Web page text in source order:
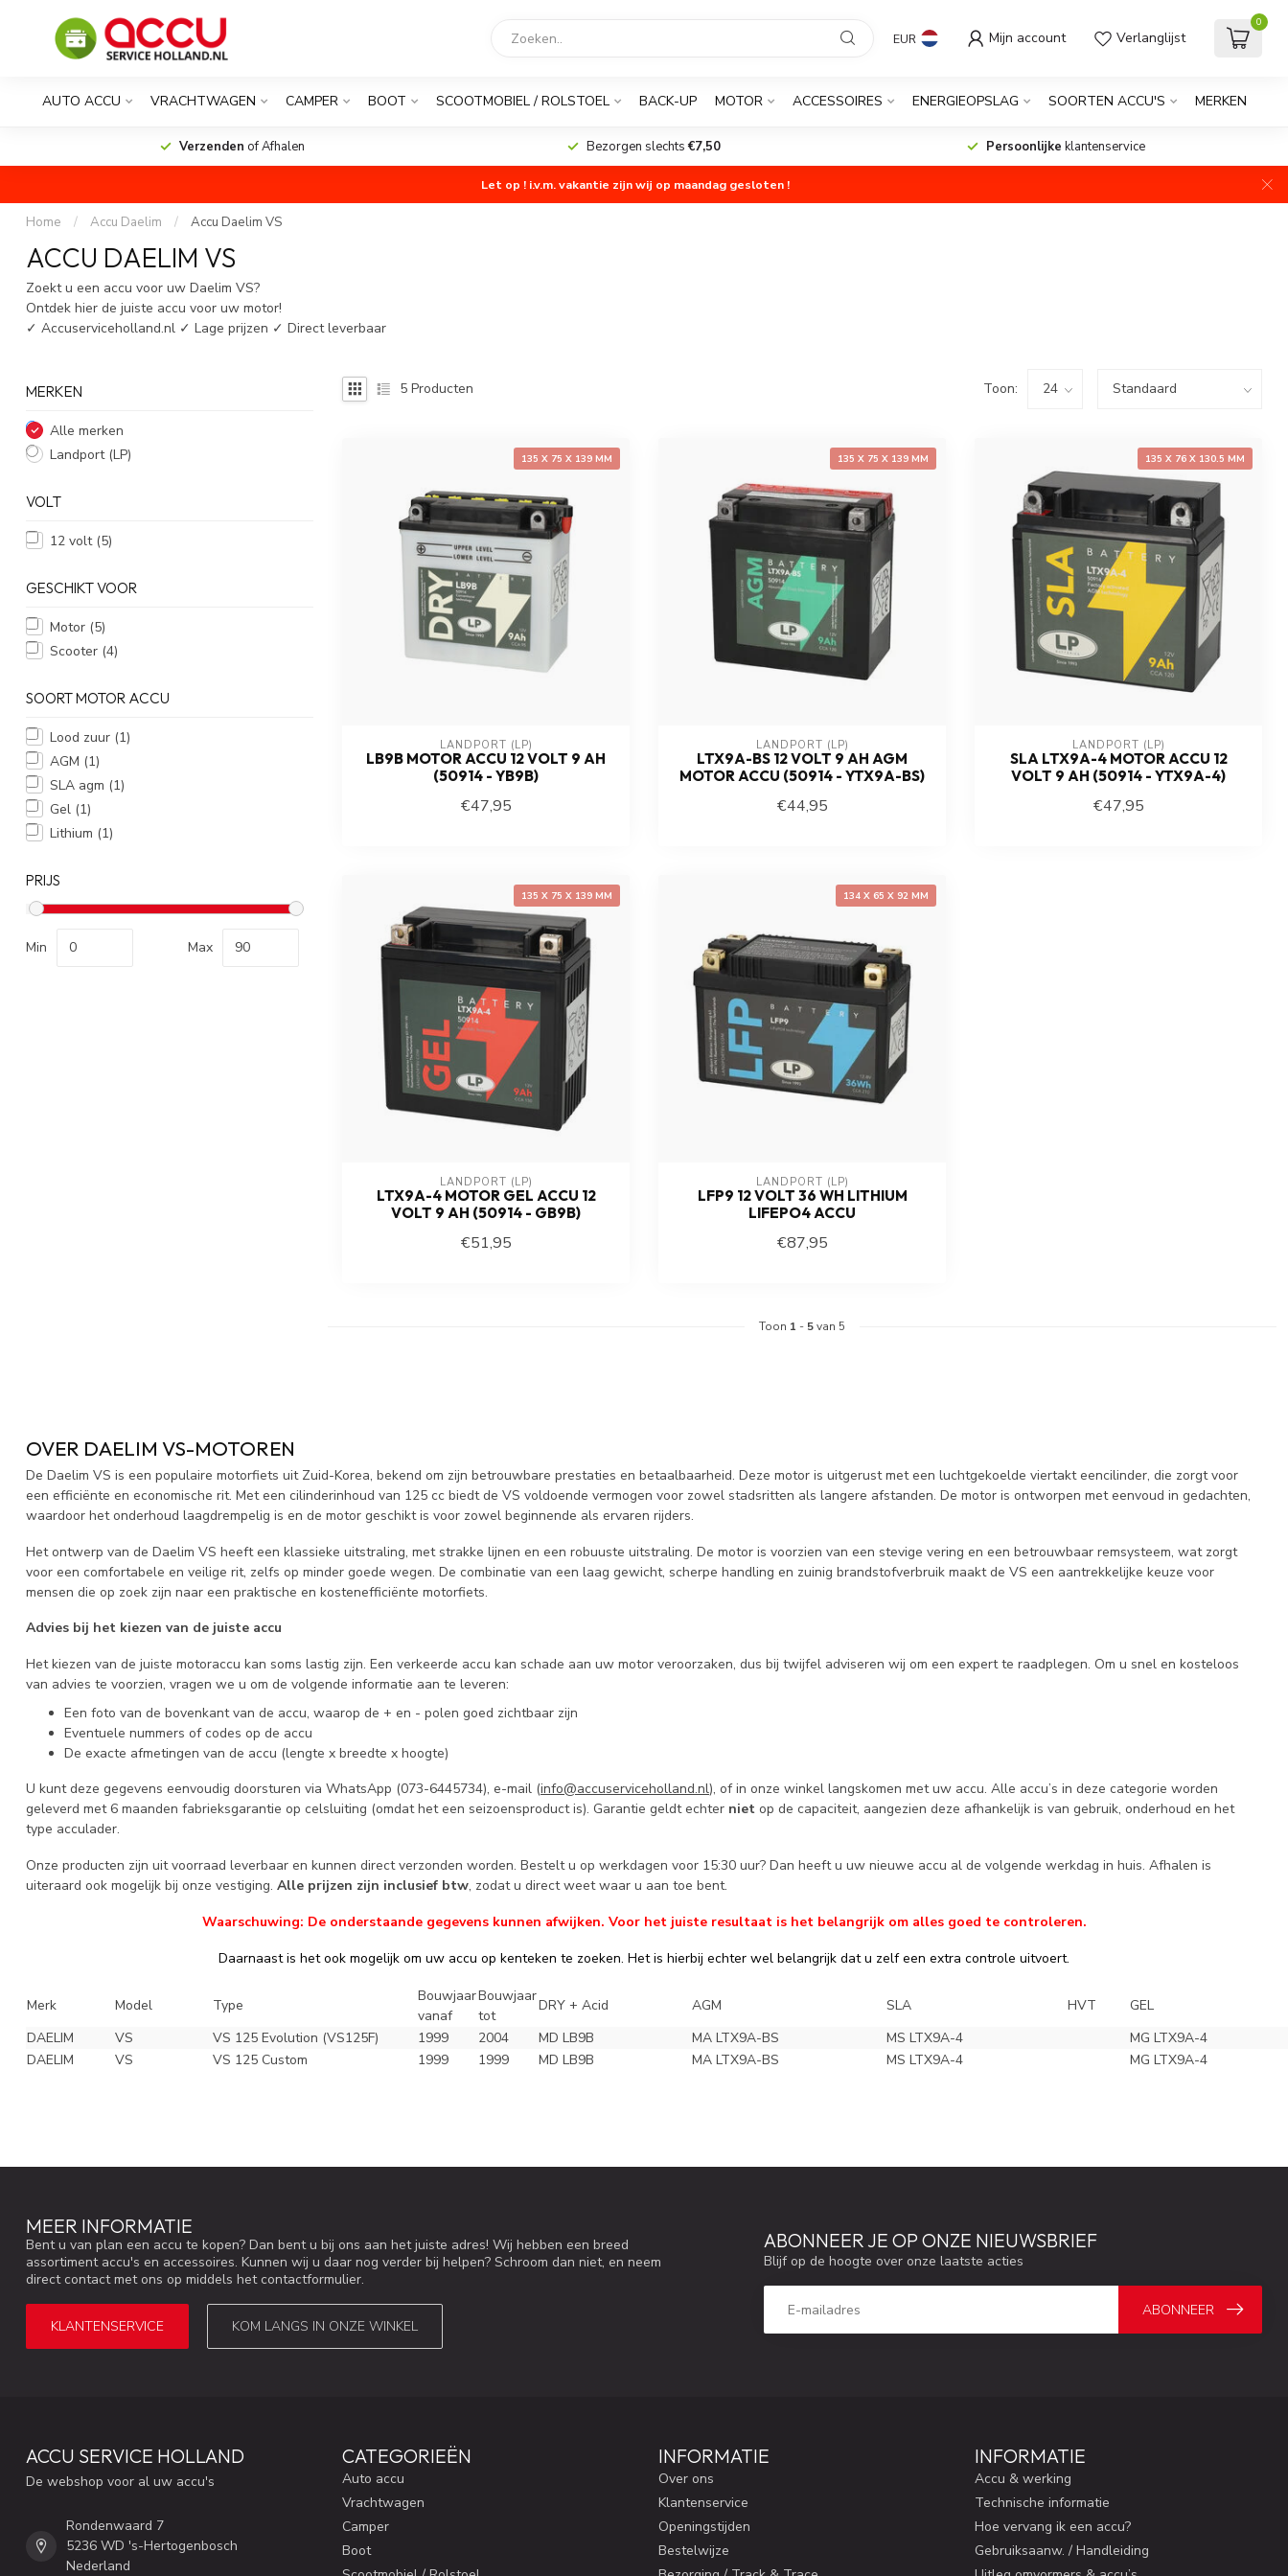
EUR Mijn account Verlanglijst
0
AUTO ACCU VRACHTWAGEN CAMPER BOOT SCOOTMOBIEL / ROLSTOEL BACK-UP MOTOR ACCESSOIRES ENERGIEOPSLAG SOORTEN ACCU'S MERKEN
Verzenden of Afhalen Bezorgen slechts€7,50 Persoonlijke klantenservice
Let op ! i.v.m. vakantie zijn wij op maandag gesloten !
Home / Accu Daelim / Accu Daelim VS
ACCU DAELIM VS
Zoekt u een accu voor uw Daelim VS?
Ontdek hier de juiste accu voor uw motor!
✓ Accuserviceholland.nl ✓ Lage prijzen ✓ Direct leverbaar
MERKEN
Alle merken
Landport (LP)
VOLT
12 volt (5)
GESCHIKT VOOR
Motor (5)
Scooter (4)
SOORT MOTOR ACCU
Lood zuur (1)
AGM (1)
SLA agm (1)
Gel (1)
Lithium (1)
PRIJS
Min Max
5 Producten Toon:
135 X 75 X 139 MM
LANDPORT (LP)
LB9B MOTOR ACCU 12 VOLT 9 AH
(50914 - YB9B)
€47,95
135 X 75 X 139 MM
LANDPORT (LP)
LTX9A-BS 12 VOLT 9 AH AGM
MOTOR ACCU (50914 - YTX9A-BS)
€44,95
135 X 76 X 130.5 MM
LANDPORT (LP)
SLA LTX9A-4 MOTOR ACCU 12
VOLT 9 AH (50914 - YTX9A-4)
€47,95
135 X 75 X 139 MM
LANDPORT (LP)
LTX9A-4 MOTOR GEL ACCU 12
VOLT 9 AH (50914 - GB9B)
€51,95
134 X 65 X 92 MM
LANDPORT (LP)
LFP9 12 VOLT 36 WH LITHIUM
LIFEPO4 ACCU
€87,95
Toon 1 - 5van 5
OVER DAELIM VS-MOTOREN
De Daelim VS is een populaire motorfiets uit Zuid-Korea, bekend om zijn betrouwbare prestaties en betaalbaarheid. Deze motor is uitgerust met een luchtgekoelde viertakt eencilinder, die zorgt voor
een efficiënte en economische rit. Met een cilinderinhoud van 125 cc biedt de VS voldoende vermogen voor zowel stadsritten als langere afstanden. De motor is ontworpen met eenvoud in gedachten,
waardoor het onderhoud laagdrempelig is en de motor geschikt is voor zowel beginnende als ervaren rijders.
Het ontwerp van de Daelim VS heeft een klassieke uitstraling, met strakke lijnen en een robuuste uitstraling. De motor is voorzien van een stevige vering en een betrouwbaar remsysteem, wat zorgt
voor een comfortabele en veilige rit, zelfs op minder goede wegen. De combinatie van een laag gewicht, scherpe handling en zuinig brandstofverbruik maakt de VS een aantrekkelijke keuze voor
mensen die op zoek zijn naar een praktische en kostenefficiënte motorfiets.
Advies bij het kiezen van de juiste accu
Het kiezen van de juiste motoraccu kan soms lastig zijn. Een verkeerde accu kan schade aan uw motor veroorzaken, dus bij twijfel adviseren wij om een expert te raadplegen. Om u snel en kosteloos
van advies te voorzien, vragen we u om de volgende informatie aan te leveren:
Een foto van de bovenkant van de accu, waarop de + en - polen goed zichtbaar zijn
Eventuele nummers of codes op de accu
De exacte afmetingen van de accu (lengte x breedte x hoogte)
U kunt deze gegevens eenvoudig doorsturen via WhatsApp (073-6445734), e-mail (info@accuserviceholland.nl), of in onze winkel langskomen met uw accu. Alle accu’s in deze categorie worden
geleverd met 6 maanden fabrieksgarantie op celsluiting (omdat het een seizoensproduct is). Garantie geldt echter niet op de capaciteit, aangezien deze afhankelijk is van gebruik, onderhoud en het
type acculader.
Onze producten zijn uit voorraad leverbaar en kunnen direct verzonden worden. Bestelt u op werkdagen voor 15:30 uur? Dan heeft u uw nieuwe accu al de volgende werkdag in huis. Afhalen is
uiteraard ook mogelijk bij onze vestiging. Alle prijzen zijn inclusief btw, zodat u direct weet waar u aan toe bent.
Waarschuwing: De onderstaande gegevens kunnen afwijken. Voor het juiste resultaat is het belangrijk om alles goed te controleren.
Daarnaast is het ook mogelijk om uw accu op kenteken te zoeken. Het is hierbij echter wel belangrijk dat u zelf een extra controle uitvoert.
Merk Model Type
Bouwjaar
vanaf
Bouwjaar
tot
DRY + Acid AGM SLA HVT
GEL
DAELIM
VS VS 125 Evolution (VS125F) 1999 2004 MD LB9B MA LTX9A-BS MS LTX9A-4
MG LTX9A-4
DAELIM
VS VS 125 Custom 1999 1999 MD LB9B MA LTX9A-BS MS LTX9A-4 MG LTX9A-4
MEER INFORMATIE
Bent u van plan een accu te kopen? Dan bent u bij ons aan het juiste adres! Wij hebben een breed
assortiment accu's en accessoires. Kunnen wij u daar nog verder bij helpen? Schroom dan niet, en neem
direct contact met ons op middels het contactformulier.
KLANTENSERVICE KOM LANGS IN ONZE WINKEL
ABONNEER JE OP ONZE NIEUWSBRIEF
Blijf op de hoogte over onze laatste acties
ABONNEER
ACCU SERVICE HOLLAND
De webshop voor al uw accu's
Rondenwaard 7
5236 WD 's-Hertogenbosch
Nederland
CATEGORIEËN
Auto accu
Vrachtwagen
Camper
Boot
INFORMATIE
Over ons
Klantenservice
Openingstijden
Bestelwijze
INFORMATIE
Accu & werking
Technische informatie
Hoe vervang ik een accu?
Gebruiksaanw. / Handleiding